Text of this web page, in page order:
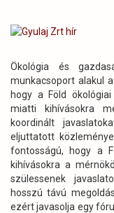
Ökológia és
munkacsoport alakul
hogy a Föld
miatti kihívásokra
koordinált
eljuttatott
fontosságú, hogy a
kihívásokra a
szülessenek
hosszú távú
ezért javasolja egy